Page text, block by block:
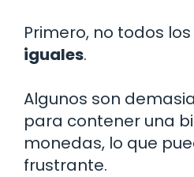
Primero, no todos
iguales.
Algunos son
para contener una
monedas, lo que
frustrante.